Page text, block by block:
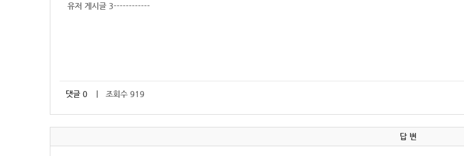
유저 게시글 3------------
댓글 0 ｜ 조회수 919
답 변